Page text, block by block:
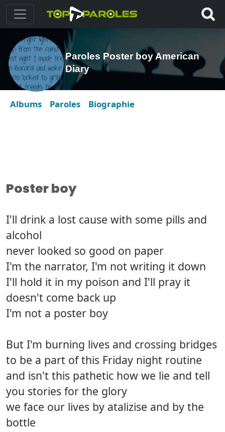
Paroles Poster boy American
Diary
Albums Paroles Biographie
Poster boy
I'll drink a lost cause with some pills and
alcohol
never looked so good on paper
I'm the narrator, I'm not writing it down
I'll hold it in my poison and I'll pray it
doesn't come back up
I'm not a poster boy
But I'm burning lives and crossing bridges
to be a part of this Friday night routine
and isn't this pathetic how we lie and tell
you stories for the glory
we face our lives by atalizise and by the
bottle